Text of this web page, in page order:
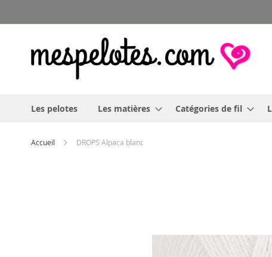
au
Les pelotes Les matières Catégories de fil
Accueil DROPS Alpaca blanc